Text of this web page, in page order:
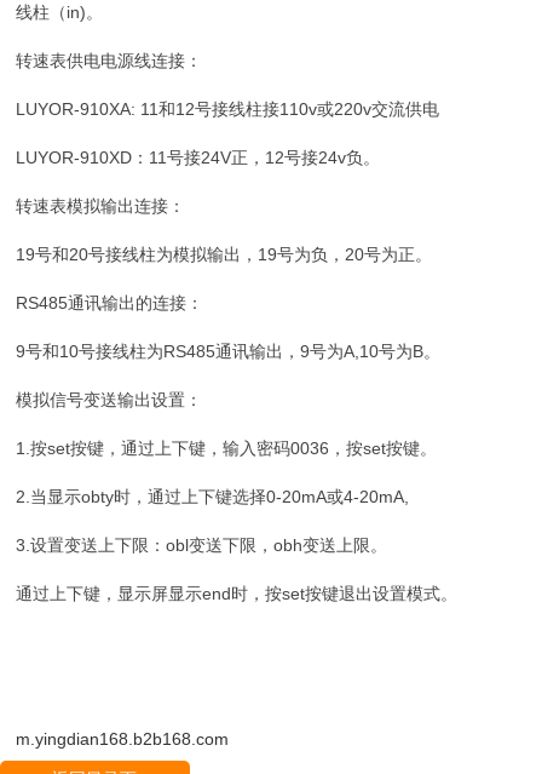
线柱（in)。
转速表供电电源线连接：
LUYOR-910XA: 11和12号接线柱接110v或220v交流供电
LUYOR-910XD：11号接24V正，12号接24v负。
转速表模拟输出连接：
19号和20号接线柱为模拟输出，19号为负，20号为正。
RS485通讯输出的连接：
9号和10号接线柱为RS485通讯输出，9号为A,10号为B。
模拟信号变送输出设置：
1.按set按键，通过上下键，输入密码0036，按set按键。
2.当显示obty时，通过上下键选择0-20mA或4-20mA,
3.设置变送上下限：obl变送下限，obh变送上限。
通过上下键，显示屏显示end时，按set按键退出设置模式。
m.yingdian168.b2b168.com